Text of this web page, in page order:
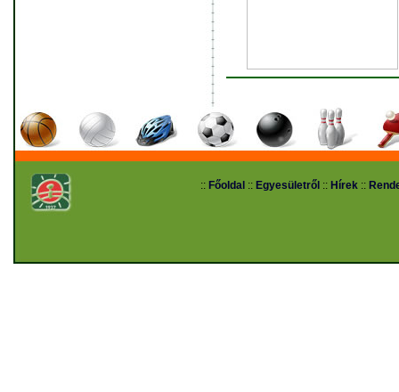
:: Főoldal :: Egyesületről :: Hírek ::